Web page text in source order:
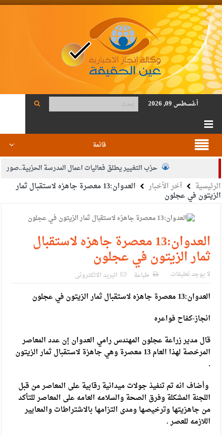
أغسطس 09, 2026
قائمة
حزب التغيير يطلق فعاليات اعمال المدرسة الحزبية..صور
الجيش يفتح باب التجنيد لحملة البكالوريوس في الحقوق والقانون
الإسلامية والمسيحية
الأمن يتلف 16 مليون حبة كبتاجون و1480 كغم مواد مخدرة
النواب يقر مشروع تعديل قانون الملكية العقارية
القاضي يلتقي رؤساء تحرير الصحف اليومية ويؤكد حرص مجلس
النواب على شراكة فاعلة مع الإعلام
دعوة المكلفين بخدمة العلم (الدفعة الثالثة) إلى مراجعة منصة خدمة
العلم
الملك يلتقي مجموعة من رفاق السلاح
القاضي محمود أحمد فريحات.. مبارك ومزيدا من التوفيق
الرئيسية آخر الأخبار العدوان:13 معصرة جاهزه لاستقبال ثمار
الزيتون في عجلون
العدوان:13 معصرة جاهزه لاستقبال
ثمار الزيتون في عجلون
لا يوجد تعليقات طباعة البريد الالكترونى
العدوان:13 معصرة جاهزه لاستقبال ثمار الزيتون في عجلون
انجاز-كفاح فواعره
قال مدير زراعة عجلون المهندس رامي العدوان إن عدد المعاصر
المرخصة لهذا العام 13 معصرة وهي جاهزة لاستقبال ثمار الزيتون
.
وأضاف انه تم تنفيذ جولات ميدانية رقابية على المعاصر من قبل
اللجنة المشكلة وفرق الصحة والسلامه العامه على المعاصر للتأكد
من جاهزيتها وترخيصها ومدى التزامها بالاشتراطات والمعايير
اللازمه للعصر .